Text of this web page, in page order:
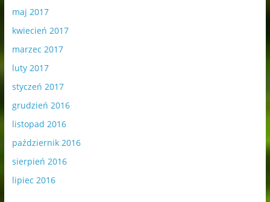
maj 2017
kwiecień 2017
marzec 2017
luty 2017
styczeń 2017
grudzień 2016
listopad 2016
październik 2016
sierpień 2016
lipiec 2016